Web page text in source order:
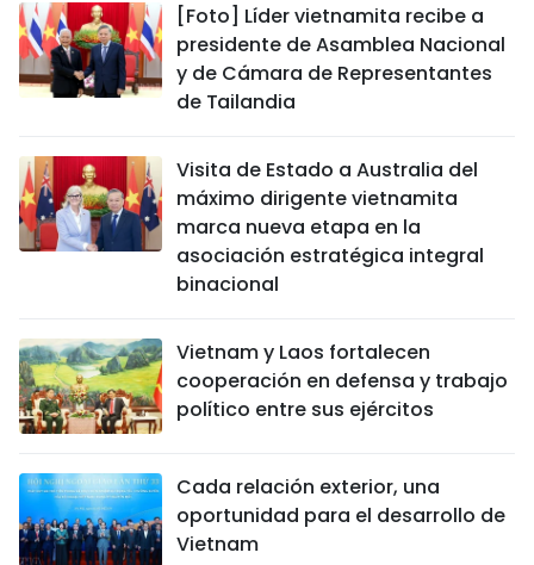
[Foto] Líder vietnamita recibe a
presidente de Asamblea Nacional
y de Cámara de Representantes
de Tailandia
Visita de Estado a Australia del
máximo dirigente vietnamita
marca nueva etapa en la
asociación estratégica integral
binacional
Vietnam y Laos fortalecen
cooperación en defensa y trabajo
político entre sus ejércitos
Cada relación exterior, una
oportunidad para el desarrollo de
Vietnam